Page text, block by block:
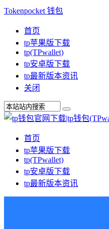
Tokenpocket 钱包
首页
tp苹果版下载
tp(TPwallet)
tp安卓版下载
tp最新版本资讯
关闭
首页
tp苹果版下载
tp(TPwallet)
tp安卓版下载
tp最新版本资讯